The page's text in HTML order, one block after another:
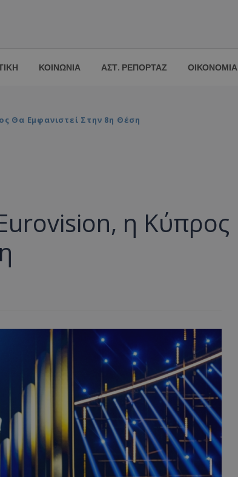
ΚΟΙΝΩΝΙΑ ΑΣΤ. ΡΕΠΟΡΤΑΖ ΟΙΚΟΝΟΜΙΑ
Θα Εμφανιστεί Στην 8η Θέση
η Κύπρος